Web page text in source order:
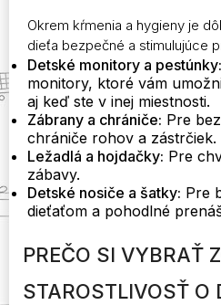
Okrem kŕmenia a hygieny je
dieťa bezpečné a stimulujúce
Detské monitory a pestúnky:
monitory, ktoré vám
aj keď ste v inej miestnosti.
Zábrany a chrániče: Pre
chrániče rohov a zástrčiek.
Ležadlá a hojdačky: Pre
zábavy.
Detské nosiče a šatky: Pre
dieťaťom a pohodlné
PREČO SI VYBRAŤ
STAROSTLIVOSŤ O